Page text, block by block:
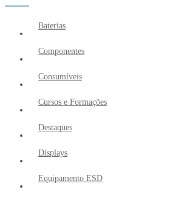
Baterias
Componentes
Consumíveis
Cursos e Formações
Destaques
Displays
Equipamento ESD